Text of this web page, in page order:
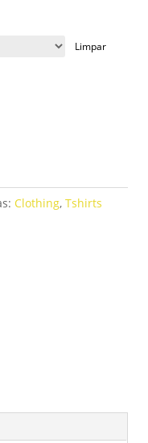
Limpar
Clothing, Tshirts